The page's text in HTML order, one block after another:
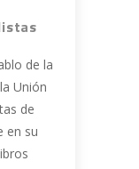
de la
Unión
de
en su